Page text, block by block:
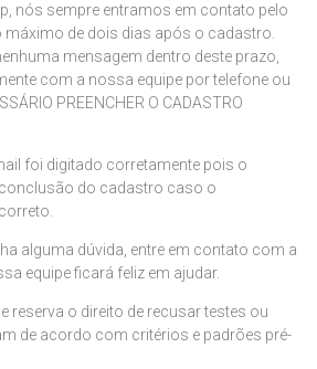
nós sempre entramos em contato pelo
de dois dias após o cadastro.
mensagem dentro deste prazo,
com a nossa equipe por telefone ou
PREENCHER O CADASTRO
foi digitado corretamente pois o
do cadastro caso o
alguma dúvida, entre em contato com a
equipe ficará feliz em ajudar.
reserva o direito de recusar testes ou
de acordo com critérios e padrões pré-